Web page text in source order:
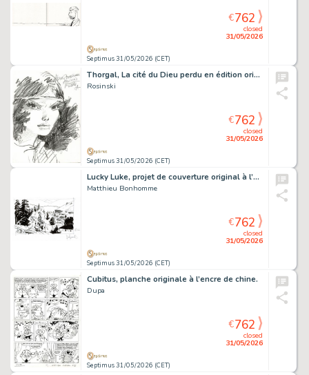
Septimus 31/05/2026 (CET)
closed
31/05/2026
€762
Thorgal, La cité du Dieu perdu en édition originale, agrémenté d’une dédicace. Proche de l’état neuf.
Rosinski
Septimus 31/05/2026 (CET)
closed
31/05/2026
€762
Lucky Luke, projet de couverture original à l’encre de chine et à la mine de plomb.
Matthieu Bonhomme
Septimus 31/05/2026 (CET)
closed
31/05/2026
€762
Cubitus, planche originale à l’encre de chine.
Dupa
Septimus 31/05/2026 (CET)
closed
31/05/2026
€762